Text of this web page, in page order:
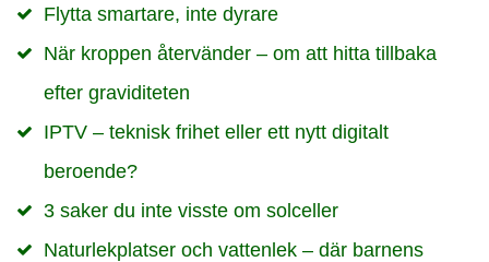
Flytta smartare, inte dyrare
När kroppen återvänder – om att hitta tillbaka
efter graviditeten
IPTV – teknisk frihet eller ett nytt digitalt
beroende?
3 saker du inte visste om solceller
Naturlekplatser och vattenlek – där barnens